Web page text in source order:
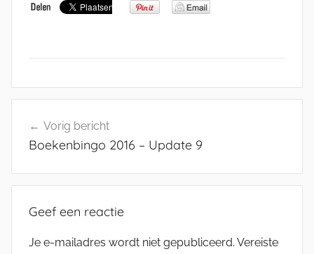
navigatie
Vorig bericht
Boekenbingo 2016 – Update 9
Geef een reactie
Je e-mailadres wordt niet gepubliceerd. Vereiste